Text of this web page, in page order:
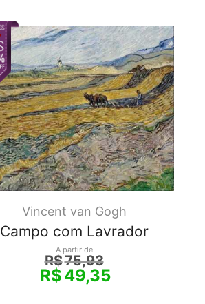
Vincent van Gogh
Campo com Lavrador
A partir de
R$75,93
R$49,35